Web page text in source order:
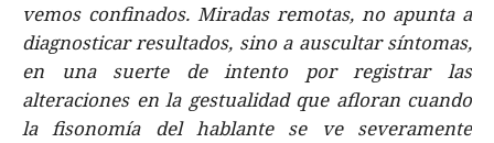
vemos confinados. Miradas remotas, no apunta a
diagnosticar resultados, sino a auscultar síntomas,
en una suerte de intento por registrar las
alteraciones en la gestualidad que afloran cuando
la fisonomía del hablante se ve severamente